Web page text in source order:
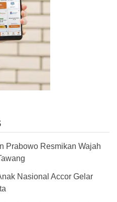
Prabowo Resmikan Wajah
Nasional Accor Gelar